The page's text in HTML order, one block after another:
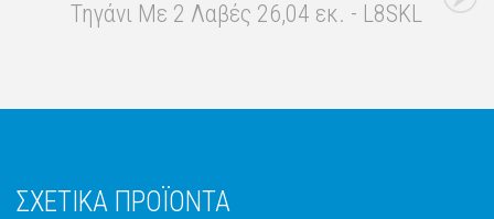
Τηγάνι Με 2 Λαβές 26,04 εκ. - L8SKL
ΣΧΕΤΙΚΑ ΠΡΟΪΟΝΤΑ